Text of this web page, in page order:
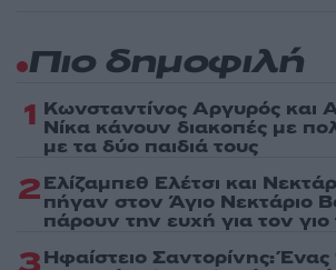
Πιο δημοφιλή
1 Κωνσταντίνος Αργυρός και
Νίκα κάνουν διακοπές με
με τα δύο παιδιά τους
2Ελίζαμπεθ Ελέτσι και
πήγαν στον Άγιο Νεκτάριο
πάρουν την ευχή για τον γιο
Ηφαίστειο Σαντορίνης: